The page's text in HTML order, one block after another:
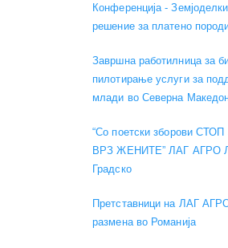
Конференција -
решение за платено
Завршна работилница за
пилотирање услуги за
млади во Северна
“Со поетски зборови
ВРЗ ЖЕНИТЕ” ЛАГ АГРО
Градско
Претставници на ЛАГ
размена во Романија